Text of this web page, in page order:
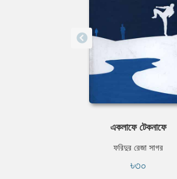
একলাফে টেকনাফে
ফরিদুর রেজা সাগর
৳৩০